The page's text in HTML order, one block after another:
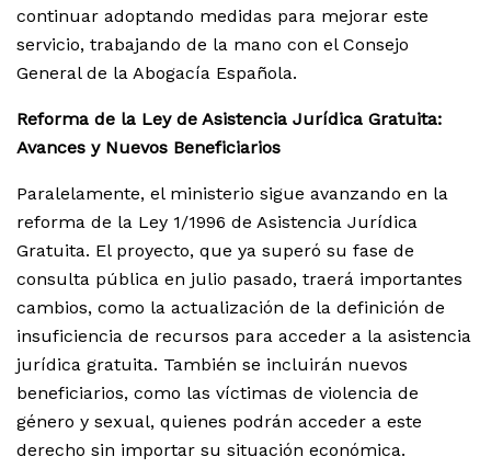
continuar adoptando medidas para mejorar este
servicio, trabajando de la mano con el Consejo
General de la Abogacía Española.
Reforma de la Ley de Asistencia Jurídica Gratuita:
Avances y Nuevos Beneficiarios
Paralelamente, el ministerio sigue avanzando en la
reforma de la Ley 1/1996 de Asistencia Jurídica
Gratuita. El proyecto, que ya superó su fase de
consulta pública en julio pasado, traerá importantes
cambios, como la actualización de la definición de
insuficiencia de recursos para acceder a la asistencia
jurídica gratuita. También se incluirán nuevos
beneficiarios, como las víctimas de violencia de
género y sexual, quienes podrán acceder a este
derecho sin importar su situación económica.